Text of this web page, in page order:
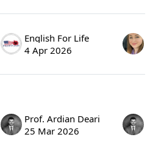
English For Life
4 Apr 2026
Prof. Ardian Deari
25 Mar 2026